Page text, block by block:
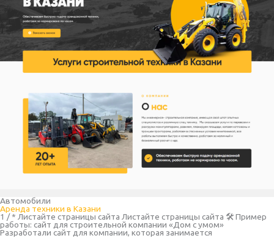
Автомобили
Аренда техники в Казани
1 / * Листайте страницы сайта Листайте страницы сайта 🛠 Пример
работы: сайт для строительной компании «Дом с умом»
Разработали сайт для компании, которая занимается